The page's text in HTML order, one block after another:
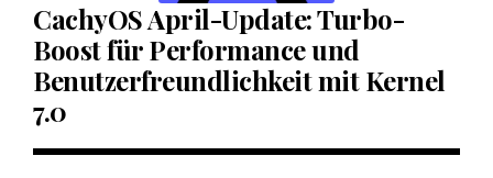
CachyOS April-Update: Turbo-
Boost für Performance und
Benutzerfreundlichkeit mit Kernel
7.0